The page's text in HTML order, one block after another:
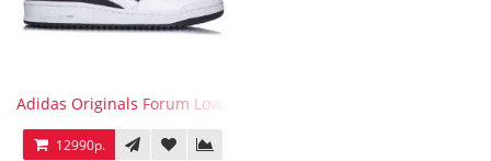
Adidas Originals Forum Low WB White Black
12990р.